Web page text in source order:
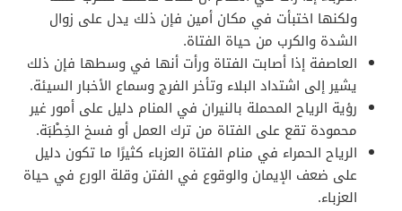
ولكنها اختبأت في مكان أمين فإن ذلك يدل على زوال
الشدة والكرب من حياة الفتاة.
العاصفة إذا أصابت الفتاة ورأت أنها في وسطها فإن ذلك
يشير إلى اشتداد البلاء وتأخر الفرج وسماع الأخبار السيئة.
رؤية الرياح المحملة بالنيران في المنام دليل على أمور غير
محمودة تقع على الفتاة من ترك العمل أو فسخ الخِطْبَة.
الرياح الحمراء في منام الفتاة العزباء كثيرًا ما تكون دليل
على ضعف الإيمان والوقوع في الفتن وقلة الورع في حياة
العزباء.